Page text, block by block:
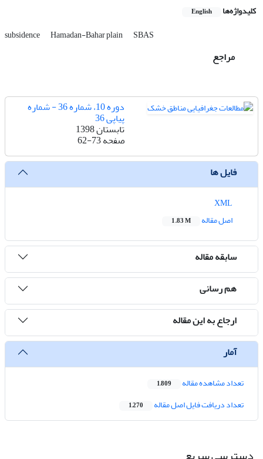
کلیدواژه‌ها English
subsidence Hamadan-Bahar plain SBAS
مراجع
دوره 10، شماره 36 - شماره
پیاپی 36
تابستان 1398
صفحه62-73
فایل ها
اصل مقاله
1.83 M
سابقه مقاله
هم رسانی
ارجاع به این مقاله
آمار
تعداد مشاهده مقاله 1,809
تعداد دریافت فایل اصل مقاله 1,270